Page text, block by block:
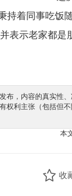
持着同事吃饭
表示老家都
布，内容的真实性
权利主张（包括但
本
收